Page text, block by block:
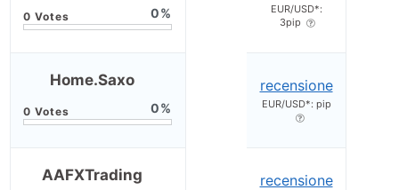
0
EUR/USD*:
3pip
Home.Saxo
0
recensione
EUR/USD*: pip
AAFXTrading recensione